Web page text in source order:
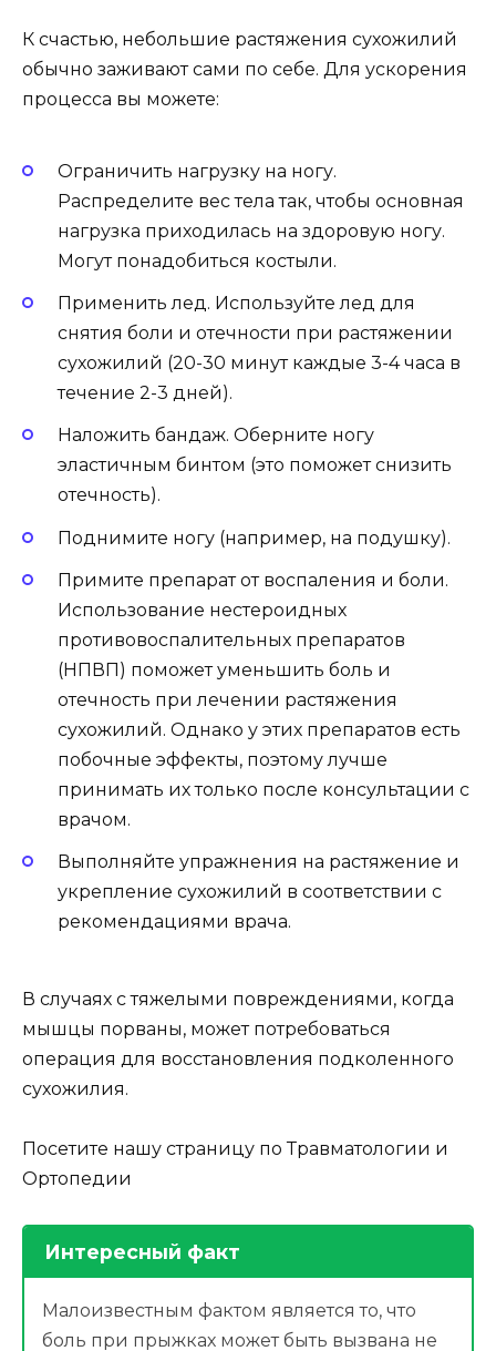
К счастью, небольшие растяжения сухожилий
обычно заживают сами по себе. Для ускорения
процесса вы можете:
Ограничить нагрузку на ногу.
Распределите вес тела так, чтобы основная
нагрузка приходилась на здоровую ногу.
Могут понадобиться костыли.
Применить лед. Используйте лед для
снятия боли и отечности при растяжении
сухожилий (20-30 минут каждые 3-4 часа в
течение 2-3 дней).
Наложить бандаж. Оберните ногу
эластичным бинтом (это поможет снизить
отечность).
Поднимите ногу (например, на подушку).
Примите препарат от воспаления и боли.
Использование нестероидных
противовоспалительных препаратов
(НПВП) поможет уменьшить боль и
отечность при лечении растяжения
сухожилий. Однако у этих препаратов есть
побочные эффекты, поэтому лучше
принимать их только после консультации с
врачом.
Выполняйте упражнения на растяжение и
укрепление сухожилий в соответствии с
рекомендациями врача.
В случаях с тяжелыми повреждениями, когда
мышцы порваны, может потребоваться
операция для восстановления подколенного
сухожилия.
Посетите нашу страницу по Травматологии и
Ортопедии
Интересный факт
Малоизвестным фактом является то, что
боль при прыжках может быть вызвана не